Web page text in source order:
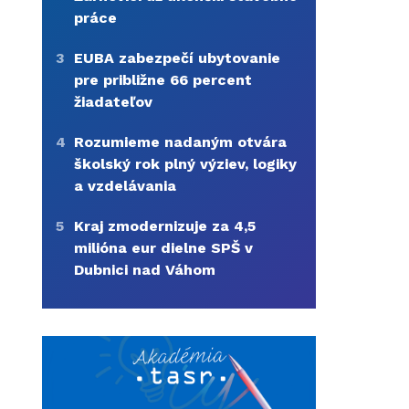
práce
3
EUBA zabezpečí ubytovanie
pre približne 66 percent
žiadateľov
4 Rozumieme nadaným otvára
školský rok plný výziev, logiky
a vzdelávania
5
Kraj zmodernizuje za 4,5
milióna eur dielne SPŠ v
Dubnici nad Váhom